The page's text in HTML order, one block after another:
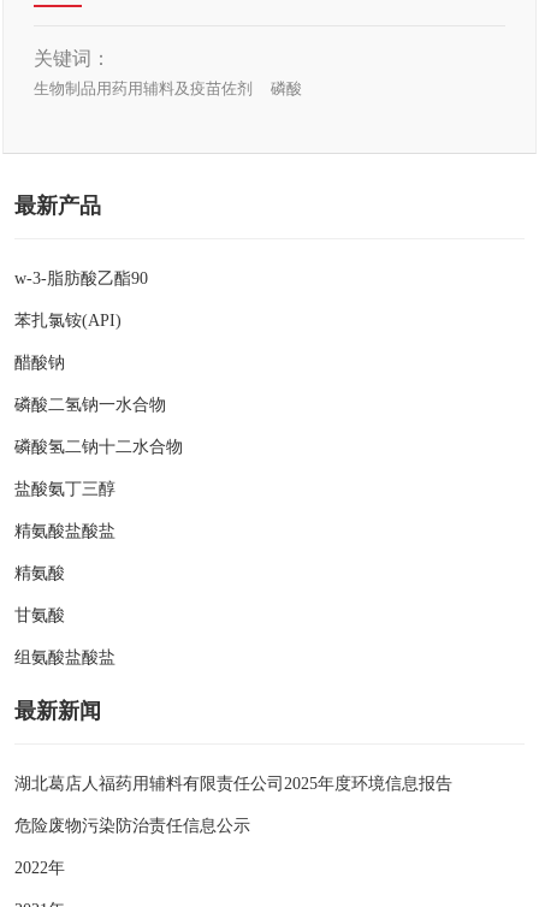
关键词：
生物制品用药用辅料及疫苗佐剂 磷酸
最新产品
w-3-脂肪酸乙酯90
苯扎氯铵(API)
醋酸钠
磷酸二氢钠一水合物
磷酸氢二钠十二水合物
盐酸氨丁三醇
精氨酸盐酸盐
精氨酸
甘氨酸
组氨酸盐酸盐
最新新闻
湖北葛店人福药用辅料有限责任公司2025年度环境信息报告
危险废物污染防治责任信息公示
2022年